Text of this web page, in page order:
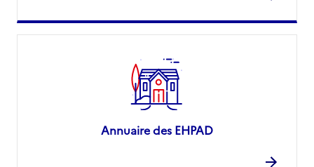
Annuaire des EHPAD